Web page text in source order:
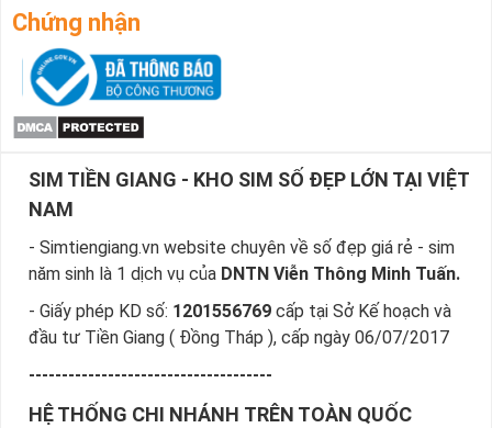
Chứng nhận
SIM TIỀN GIANG - KHO SIM SỐ ĐẸP LỚN TẠI VIỆT
NAM
- Simtiengiang.vn website chuyên về số đẹp giá rẻ - sim
năm sinh là 1 dịch vụ của DNTN Viễn Thông Minh Tuấn.
- Giấy phép KD số: 1201556769 cấp tại Sở Kế hoạch và
đầu tư Tiền Giang ( Đồng Tháp ), cấp ngày 06/07/2017
-------------------------------------
HỆ THỐNG CHI NHÁNH TRÊN TOÀN QUỐC